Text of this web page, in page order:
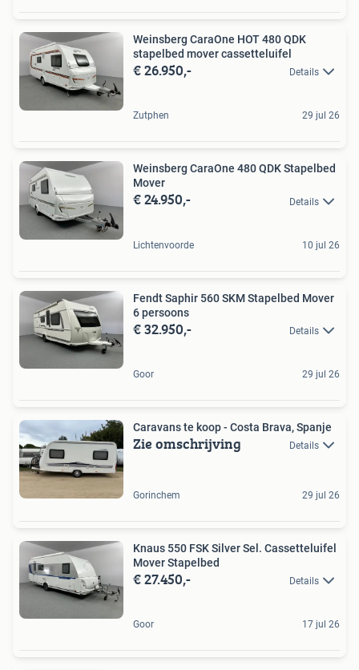
Weinsberg CaraOne HOT 480 QDK
stapelbed mover cassetteluifel
€ 26.950,- Details
Zutphen 29 jul 26
Weinsberg CaraOne 480 QDK Stapelbed
Mover
€ 24.950,- Details
Lichtenvoorde 10 jul 26
Fendt Saphir 560 SKM Stapelbed Mover
6 persoons
€ 32.950,- Details
Goor 29 jul 26
Caravans te koop - Costa Brava, Spanje
Zie omschrijving Details
Gorinchem 29 jul 26
Knaus 550 FSK Silver Sel. Cassetteluifel
Mover Stapelbed
€ 27.450,- Details
Goor 17 jul 26